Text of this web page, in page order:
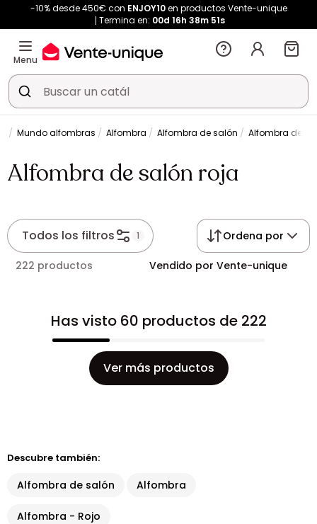
-10% desde 450€ con ENJOY10en productos Vente-unique
Termina en: 00d 16h 38m 51s
Menu
Mundo alfombras Alfombra Alfombra de salón Alfombra de
Alfombra de salón roja
Todos los filtros 1 Ordena por
222 productos Vendido por Vente-unique
Has visto 60 productos de 222
Ver más productos
Descubre también:
Alfombra de salón Alfombra
Alfombra - Rojo